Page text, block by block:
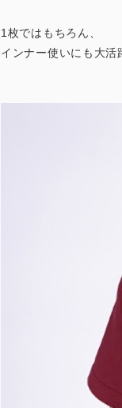
1枚ではもちろん、
インナー使いにも大活